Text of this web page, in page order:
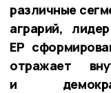
различные
аграрий,
ЕР
отражает
и